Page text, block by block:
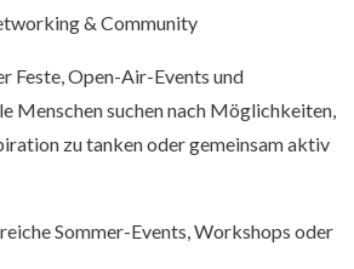
& Community
Feste, Open-Air-Events und
Menschen suchen nach Möglichkeiten,
zu tanken oder gemeinsam aktiv
Sommer-Events, Workshops oder